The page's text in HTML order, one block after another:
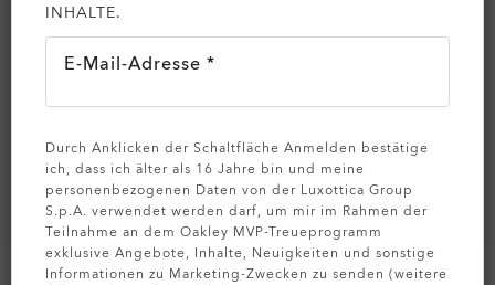
INHALTE.
E-Mail-Adresse *
Durch Anklicken der Schaltfläche Anmelden bestätige
ich, dass ich älter als 16 Jahre bin und meine
personenbezogenen Daten von der Luxottica Group
S.p.A. verwendet werden darf, um mir im Rahmen der
Teilnahme an dem Oakley MVP-Treueprogramm
exklusive Angebote, Inhalte, Neuigkeiten und sonstige
Informationen zu Marketing-Zwecken zu senden (weitere